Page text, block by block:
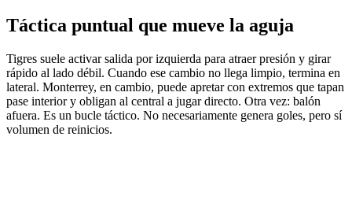
Táctica puntual que mueve la aguja
Tigres suele activar salida por izquierda para atraer presión y girar
rápido al lado débil. Cuando ese cambio no llega limpio, termina en
lateral. Monterrey, en cambio, puede apretar con extremos que tapan
pase interior y obligan al central a jugar directo. Otra vez: balón
afuera. Es un bucle táctico. No necesariamente genera goles, pero sí
volumen de reinicios.